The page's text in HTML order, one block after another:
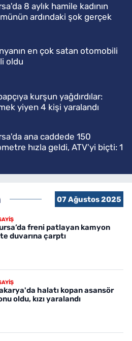
8 aylık hamile kadının
ardındaki şok gerçek
en çok satan otomobili
oldu
kurşun yağdırdılar:
yiyen 4 kişi yaralandı
ana caddede 150
hızla geldi, ATV'yi biçti: 1
07 Ağustos 2025
freni patlayan kamyon
duvarına çarptı
halatı kopan asansör
oldu, kızı yaralandı